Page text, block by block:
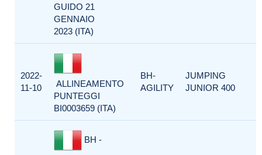
GUIDO 21
GENNAIO
2023 (ITA)
2022-
11-10
ALLINEAMENTO
PUNTEGGI
BI0003659 (ITA)
BH-
AGILITY
JUMPING
JUNIOR 400
BH -